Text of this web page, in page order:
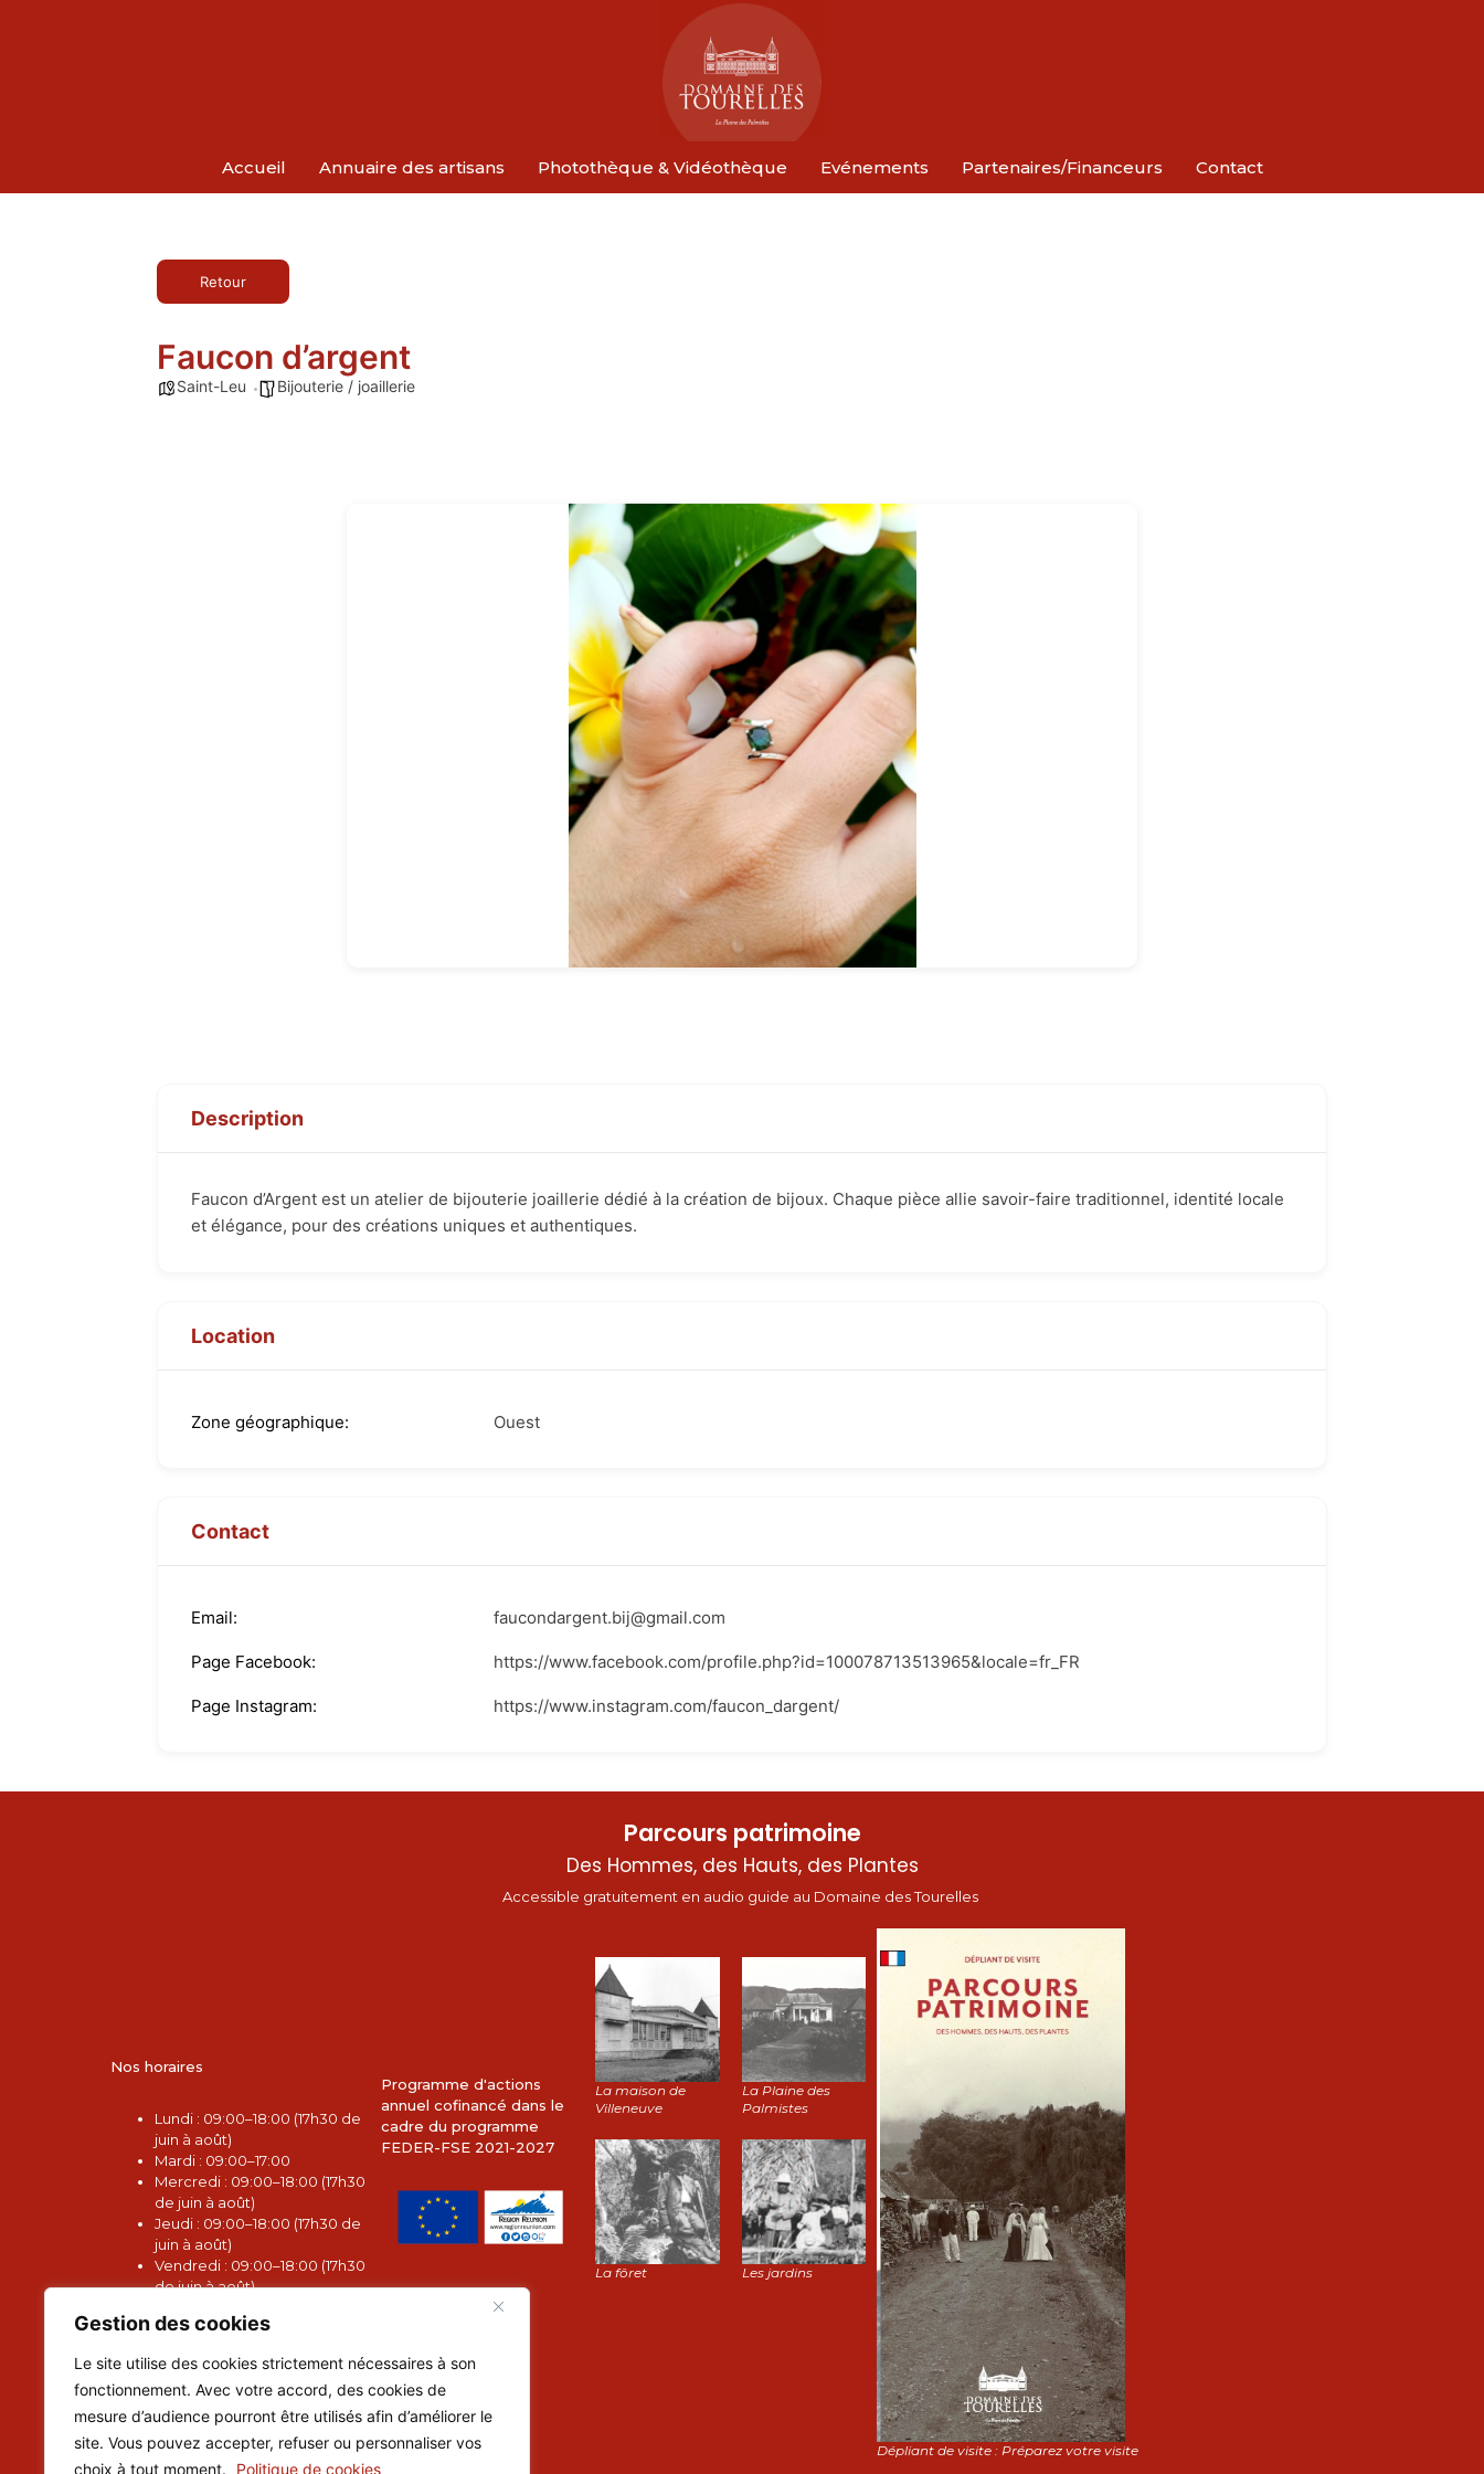
Gestion des cookies
Le site utilise des cookies strictement nécessaires à son
fonctionnement. Avec votre accord, des cookies de
mesure d’audience pourront être utilisés afin d’améliorer le
site. Vous pouvez accepter, refuser ou personnaliser vos
choix à tout moment.
Politique de cookies
Accueil Annuaire des artisans Photothèque & Vidéothèque Evénements Partenaires/Financeurs Contact
Retour
Faucon d’argent
Saint-Leu Bijouterie / joaillerie
Description
Faucon d’Argent est un atelier de bijouterie joaillerie dédié à la création de bijoux. Chaque pièce allie savoir-faire traditionnel, identité locale
et élégance, pour des créations uniques et authentiques.
Location
Zone géographique Ouest
Contact
Email faucondargent.bij@gmail.com
Page Facebook https://www.facebook.com/profile.php?id=100078713513965&locale=fr_FR
Page Instagram https://www.instagram.com/faucon_dargent/
Parcours patrimoine
Des Hommes, des Hauts, des Plantes
Accessible gratuitement en audio guide au Domaine des Tourelles
Nos horaires
L undi : 09:00–18:00 (17h30 de
juin à août)
Mardi : 09:00–17:00
Mercredi : 09:00–18:00 (17h30
de juin à août)
Jeudi : 09:00–18:00 (17h30 de
juin à août)
Vendredi : 09:00–18:00 (17h30
de juin à août)
Dimanche : 10:00–17:00
Programme d'actions
annuel cofinancé dans le
cadre du programme
FEDER-FSE 2021-2027
La maison de
Villeneuve
La Plaine des
Palmistes
La fôret Les jardins
Dépliant de visite : Préparez votre visite